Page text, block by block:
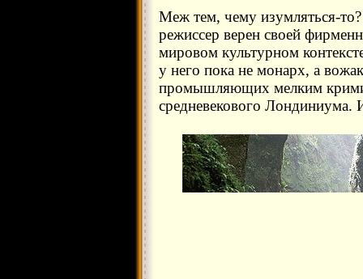
Меж тем, чему изумляться-
режиссер верен своей
мировом культурном
у него пока не монарх, а
промышляющих мелким
средневекового Лондиниума.